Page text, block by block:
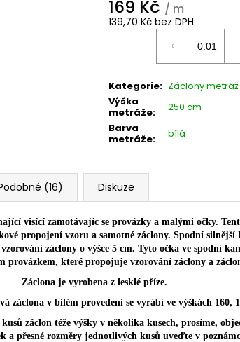
169 Kč / m
139,70 Kč bez DPH
Kategorie: Záclony metráž
Výška
metráže:
250 cm
Barva
metráže: bílá
(16) Diskuze
visící zamotávajíc se provázky a malými očky.
propojení vzoru a samotné záclony. Spodní
záclony o výšce 5 cm. Tyto očka ve spodní
provázkem, které propojuje vzorování záclony a
Záclona je vyrobena z lesklé příze.
záclona v bílém provedení se vyrábí ve výškách 160,
záclon téže výšky v několika kusech, prosíme,
a přesné rozměry jednotlivých kusů uveďte v